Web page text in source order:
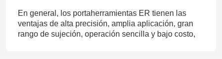
En general, los portaherramientas ER tienen las
ventajas de alta precisión, amplia aplicación, gran
rango de sujeción, operación sencilla y bajo costo,